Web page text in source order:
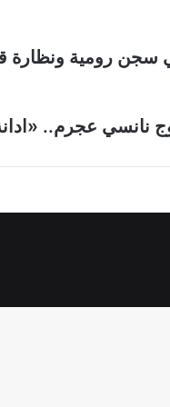
سجن رومية
عجرم.. «ادانة بالقتل